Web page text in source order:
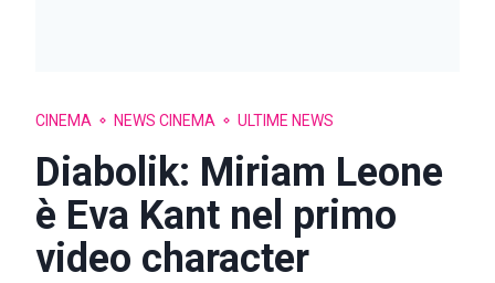
CINEMA NEWS CINEMA ULTIME NEWS
Diabolik: Miriam Leone
è Eva Kant nel primo
video character